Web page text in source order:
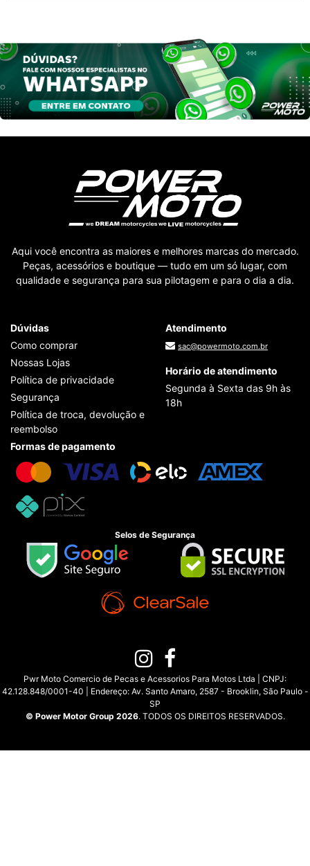
Aqui você encontra as maiores e melhores marcas do mercado.
Peças, acessórios e boutique — tudo em um só lugar, com
qualidade e segurança para sua pilotagem e para o dia a dia.
Dúvidas
Como comprar
Nossas Lojas
Política de privacidade
Segurança
Política de troca, devolução e
reembolso
Atendimento
sac@powermoto.com.br
Horário de atendimento
Segunda à Sexta das 9h às
18h
Formas de pagamento
Selos de Segurança
Pwr Moto Comercio de Pecas e Acessorios Para Motos Ltda | CNPJ:
42.128.848/0001-40 | Endereço: Av. Santo Amaro, 2587 - Brooklin, São Paulo -
SP
© Power Motor Group 2026. TODOS OS DIREITOS RESERVADOS.